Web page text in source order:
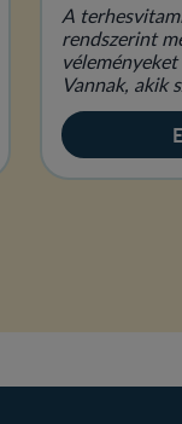
A
rendszerint
Vannak, akik
mások hallani